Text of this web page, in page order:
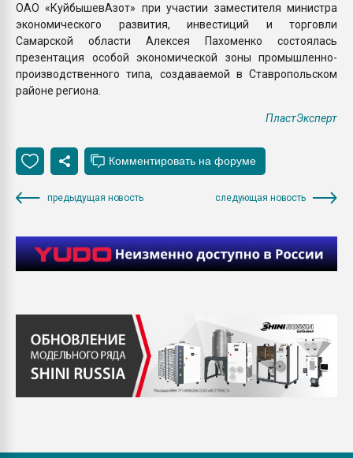
ОАО «КуйбышевАзот» при участии заместителя министра
экономического развития, инвестиций и торговли
Самарской области Алексея Пахоменко состоялась
презентация особой экономической зоны промышленно-
производственного типа, создаваемой в Ставропольском
районе региона.
ПластЭксперт
предыдущая новость следующая новость